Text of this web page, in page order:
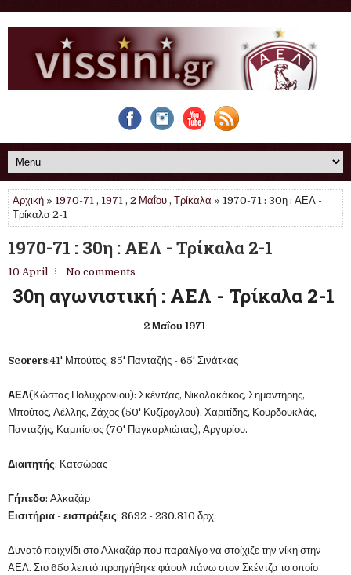
Αρχική » 1970-71 , 1971 , 2 Μαΐου , Τρίκαλα » 1970-71 : 30η : ΑΕΛ -
Τρίκαλα 2-1
1970-71 : 30η : ΑΕΛ - Τρίκαλα 2-1
10 April No comments
30η αγωνιστική : ΑΕΛ - Τρίκαλα 2-1
2 Μαΐου 1971
Scorers:41' Μπούτος, 85' Πανταζής - 65' Σινάτκας
ΑΕΛ(Κώστας Πολυχρονίου): Σκέντζας, Νικολακάκος, Σημαντήρης,
Μπούτος, Λέλλης, Ζάχος (50' Κυζίρογλου), Χαριτίδης, Κουρδουκλάς,
Πανταζής, Καμπίσιος (70' Παγκαρλιώτας), Αργυρίου.
Διαιτητής: Κατσώρας
Γήπεδο: Αλκαζάρ
Εισιτήρια - εισπράξεις: 8692 - 230.310 δρχ.
Δυνατό παιχνίδι στο Αλκαζάρ που παραλίγο να στοίχιζε την νίκη στην
ΑΕΛ. Στο 65ο λεπτό προηγήθηκε φάουλ πάνω στον Σκέντζα το οποίο